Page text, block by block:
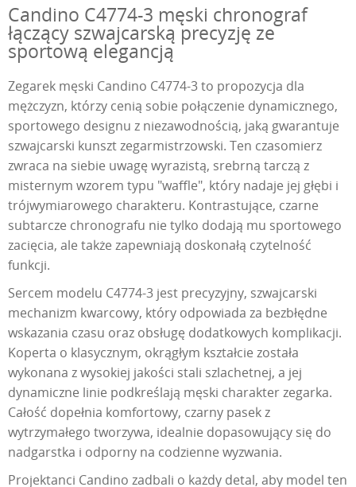
Candino C4774-3 męski chronograf
łączący szwajcarską precyzję ze
sportową elegancją
Zegarek męski Candino C4774-3 to propozycja dla
mężczyzn, którzy cenią sobie połączenie dynamicznego,
sportowego designu z niezawodnością, jaką gwarantuje
szwajcarski kunszt zegarmistrzowski. Ten czasomierz
zwraca na siebie uwagę wyrazistą, srebrną tarczą z
misternym wzorem typu "waffle", który nadaje jej głębi i
trójwymiarowego charakteru. Kontrastujące, czarne
subtarcze chronografu nie tylko dodają mu sportowego
zacięcia, ale także zapewniają doskonałą czytelność
funkcji.
Sercem modelu C4774-3 jest precyzyjny, szwajcarski
mechanizm kwarcowy, który odpowiada za bezbłędne
wskazania czasu oraz obsługę dodatkowych komplikacji.
Koperta o klasycznym, okrągłym kształcie została
wykonana z wysokiej jakości stali szlachetnej, a jej
dynamiczne linie podkreślają męski charakter zegarka.
Całość dopełnia komfortowy, czarny pasek z
wytrzymałego tworzywa, idealnie dopasowujący się do
nadgarstka i odporny na codzienne wyzwania.
Projektanci Candino zadbali o każdy detal, aby model ten